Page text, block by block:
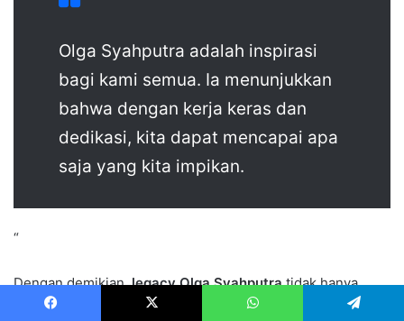
Olga Syahputra adalah inspirasi
bagi kami semua. Ia menunjukkan
bahwa dengan kerja keras dan
dedikasi, kita dapat mencapai apa
saja yang kita impikan.
“
Dengan demikian,legacy Olga Syahputratidak hanya
menjadi kenangan masa lalu, tetapi juga motivasi bagi